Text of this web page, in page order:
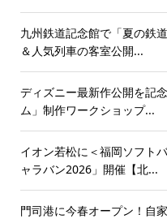
九州鉄道記念館で「夏の鉄
＆人気列車の客室公開...
ディズニー最新作公開を記
ム」制作ワークショップ...
イオン若松に＜福岡ソフト
ャラバン2026」開催【北...
門司港に今春オープン！自